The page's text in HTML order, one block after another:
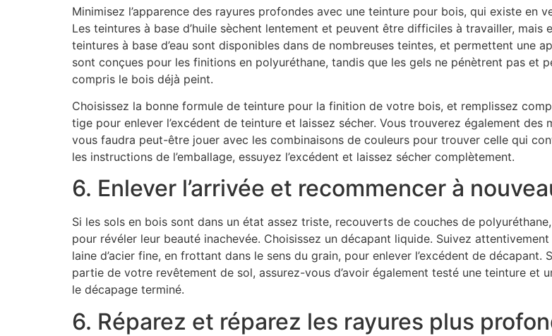
Minimisez l’apparence des rayures profondes avec une teinture pour bois, qui existe en
Les teintures à base d’huile sèchent lentement et peuvent être difficiles à travailler,
teintures à base d’eau sont disponibles dans de nombreuses teintes, et permettent une
sont conçues pour les finitions en polyuréthane, tandis que les gels ne pénètrent pas et
compris le bois déjà peint.
Choisissez la bonne formule de teinture pour la finition de votre bois, et remplissez
tige pour enlever l’excédent de teinture et laissez sécher. Vous trouverez également
vous faudra peut-être jouer avec les combinaisons de couleurs pour trouver celle qui
les instructions de l’emballage, essuyez l’excédent et laissez sécher complètement.
6. Enlever l’arrivée et recommencer à
Si les sols en bois sont dans un état assez triste, recouverts de couches de
pour révéler leur beauté inachevée. Choisissez un décapant liquide. Suivez
laine d’acier fine, en frottant dans le sens du grain, pour enlever l’excédent de
partie de votre revêtement de sol, assurez-vous d’avoir également testé une teinture et
le décapage terminé.
6. Réparez et réparez les rayures plus